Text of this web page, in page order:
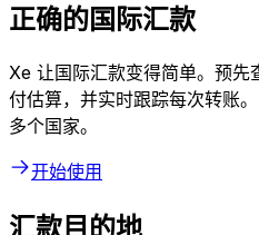
正确的国际汇款
Xe 让国际汇款变得简单。预先
付估算，并实时跟踪每次转账
多个国家。
开始使用
汇款目的地